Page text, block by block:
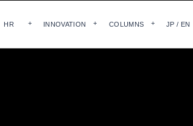
HR INNOVATION COLUMNS JP / EN